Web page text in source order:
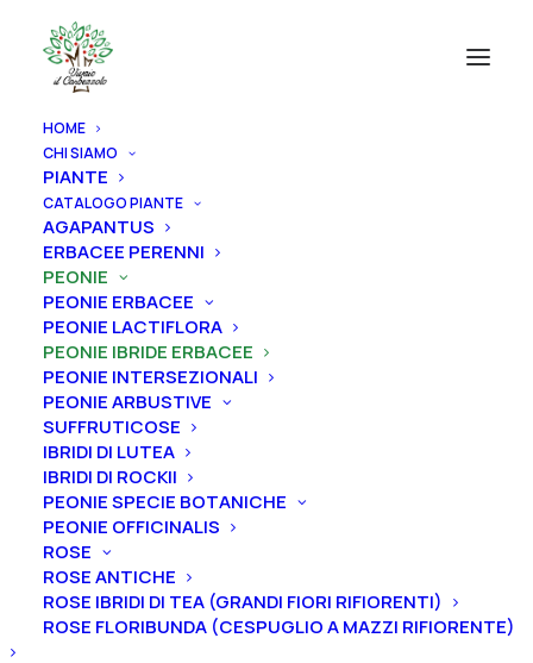
HOME
CHI SIAMO
PIANTE
CATALOGO PIANTE
AGAPANTUS
ERBACEE PERENNI
PEONIE
PEONIE ERBACEE
PEONIE LACTIFLORA
PEONIE IBRIDE ERBACEE
PEONIE INTERSEZIONALI
PEONIE ARBUSTIVE
SUFFRUTICOSE
IBRIDI DI LUTEA
IBRIDI DI ROCKII
PEONIE SPECIE BOTANICHE
PEONIE OFFICINALIS
ROSE
ROSE ANTICHE
ROSE IBRIDI DI TEA (GRANDI FIORI RIFIORENTI)
ROSE FLORIBUNDA (CESPUGLIO A MAZZI RIFIORENTE)
Home Peonie
Peonie ibride erbacee
Peonia ibrida erbacea “Honor”
Peonia ibrida erbacea
“Honor”